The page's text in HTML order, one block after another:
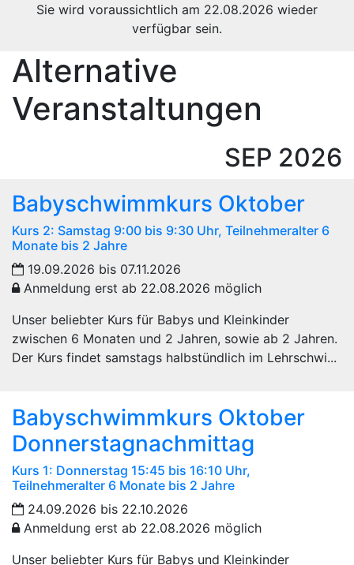
Sie wird voraussichtlich am 22.08.2026 wieder
verfügbar sein.
Alternative
Veranstaltungen
SEP 2026
Babyschwimmkurs Oktober
Kurs 2: Samstag 9:00 bis 9:30 Uhr, Teilnehmeralter 6
Monate bis 2 Jahre
19.09.2026 bis 07.11.2026
Anmeldung erst ab 22.08.2026 möglich
Unser beliebter Kurs für Babys und Kleinkinder
zwischen 6 Monaten und 2 Jahren, sowie ab 2 Jahren.
Der Kurs findet samstags halbstündlich im Lehrschwi...
Babyschwimmkurs Oktober
Donnerstagnachmittag
Kurs 1: Donnerstag 15:45 bis 16:10 Uhr,
Teilnehmeralter 6 Monate bis 2 Jahre
24.09.2026 bis 22.10.2026
Anmeldung erst ab 22.08.2026 möglich
Unser beliebter Kurs für Babys und Kleinkinder